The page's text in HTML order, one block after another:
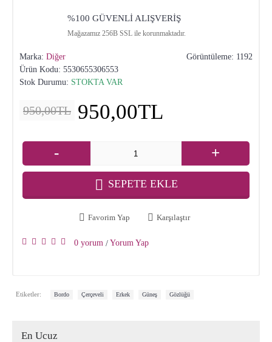
%100 GÜVENLİ ALIŞVERİŞ
Mağazamız 256B SSL ile korunmaktadır.
Görüntüleme: 1192
Marka: Diğer
Ürün Kodu: 5530655306553
Stok Durumu: STOKTA VAR
950,00TL 950,00TL
- +
SEPETE EKLE
Favorim Yap Karşılaştır
0 yorum / Yorum Yap
Etiketler: Bordo Çerçeveli Erkek Güneş Gözlüğü
En Ucuz